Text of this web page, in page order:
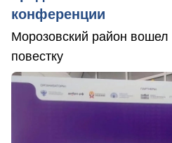
конференции
Морозовский район
повестку